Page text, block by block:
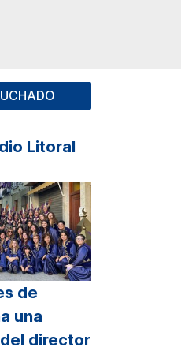
Litoral
de
una
director